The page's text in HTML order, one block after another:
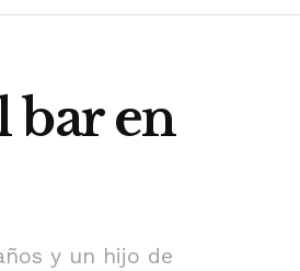
bar en
y un hijo de